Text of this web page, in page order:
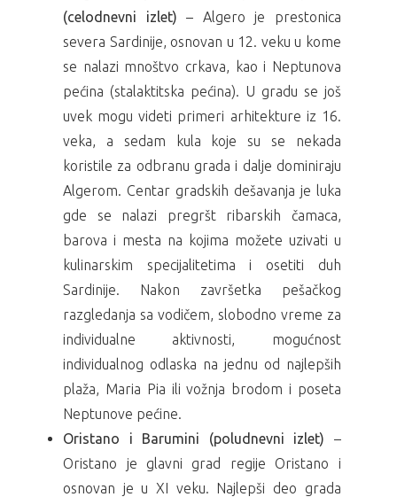
(celodnevni izlet) – Algero je prestonica
severa Sardinije, osnovan u 12. veku u kome
se nalazi mnoštvo crkava, kao i Neptunova
pećina (stalaktitska pećina). U gradu se još
uvek mogu videti primeri arhitekture iz 16.
veka, a sedam kula koje su se nekada
koristile za odbranu grada i dalje dominiraju
Algerom. Centar gradskih dešavanja je luka
gde se nalazi pregršt ribarskih čamaca,
barova i mesta na kojima možete uzivati u
kulinarskim specijalitetima i osetiti duh
Sardinije. Nakon završetka pešačkog
razgledanja sa vodičem, slobodno vreme za
individualne aktivnosti, mogućnost
individualnog odlaska na jednu od najlepših
plaža, Maria Pia ili vožnja brodom i poseta
Neptunove pećine.
Oristano i Barumini (poludnevni izlet) –
Oristano je glavni grad regije Oristano i
osnovan je u XI veku. Najlepši deo grada